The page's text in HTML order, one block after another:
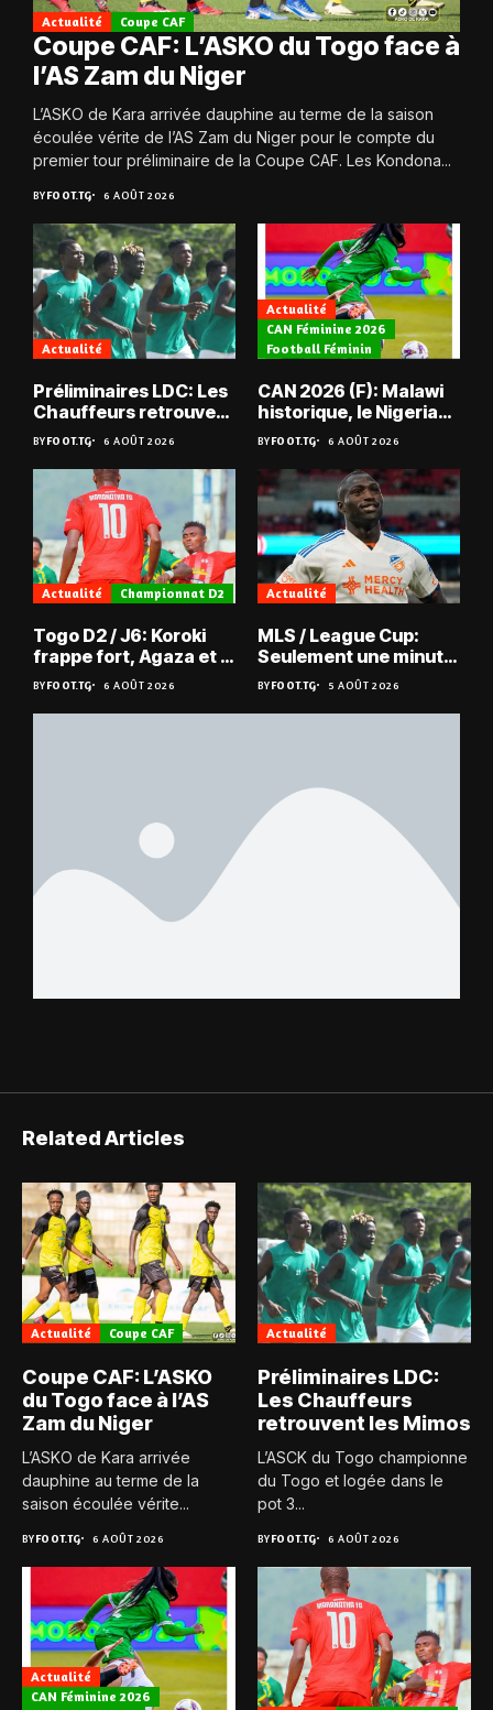
Actualité Coupe CAF
Coupe CAF: L’ASKO du Togo face à
l’AS Zam du Niger
L’ASKO de Kara arrivée dauphine au terme de la saison
écoulée vérite de l’AS Zam du Niger pour le compte du
premier tour préliminaire de la Coupe CAF. Les Kondona...
BYFOOT.TG 6 AOÛT 2026
Actualité
Préliminaires LDC: Les
Chauffeurs retrouvent
les Mimos
BYFOOT.TG 6 AOÛT 2026
Actualité
CAN Féminine 2026
Football Féminin
CAN 2026 (F): Malawi
historique, le Nigeria
sauvé, la Zambie
éliminée
BYFOOT.TG 6 AOÛT 2026
Actualité Championnat D2
Togo D2 / J6: Koroki
frappe fort, Agaza et la
JCA assurent,
suspense avant Sara
FC – Doumbé FC
BYFOOT.TG 6 AOÛT 2026
Actualité
MLS / League Cup:
Seulement une minute
de jeu pour Kévin
Denkey
BYFOOT.TG 5 AOÛT 2026
Related Articles
Actualité Coupe CAF
Coupe CAF: L’ASKO
du Togo face à l’AS
Zam du Niger
L’ASKO de Kara arrivée
dauphine au terme de la
saison écoulée vérite...
BYFOOT.TG 6 AOÛT 2026
Actualité
Préliminaires LDC:
Les Chauffeurs
retrouvent les Mimos
L’ASCK du Togo championne
du Togo et logée dans le
pot 3...
BYFOOT.TG 6 AOÛT 2026
Actualité
CAN Féminine 2026